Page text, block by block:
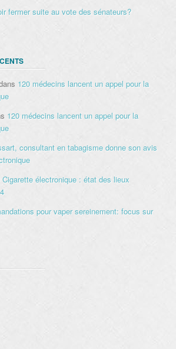
fermer suite au vote des sénateurs?
120 médecins lancent un appel pour la
120 médecins lancent un appel pour la
consultant en tabagisme donne son avis
Cigarette électronique : état des lieux
pour vaper sereinement: focus sur